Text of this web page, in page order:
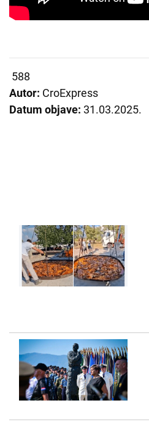
588
Autor: CroExpress
Datum objave: 31.03.2025.